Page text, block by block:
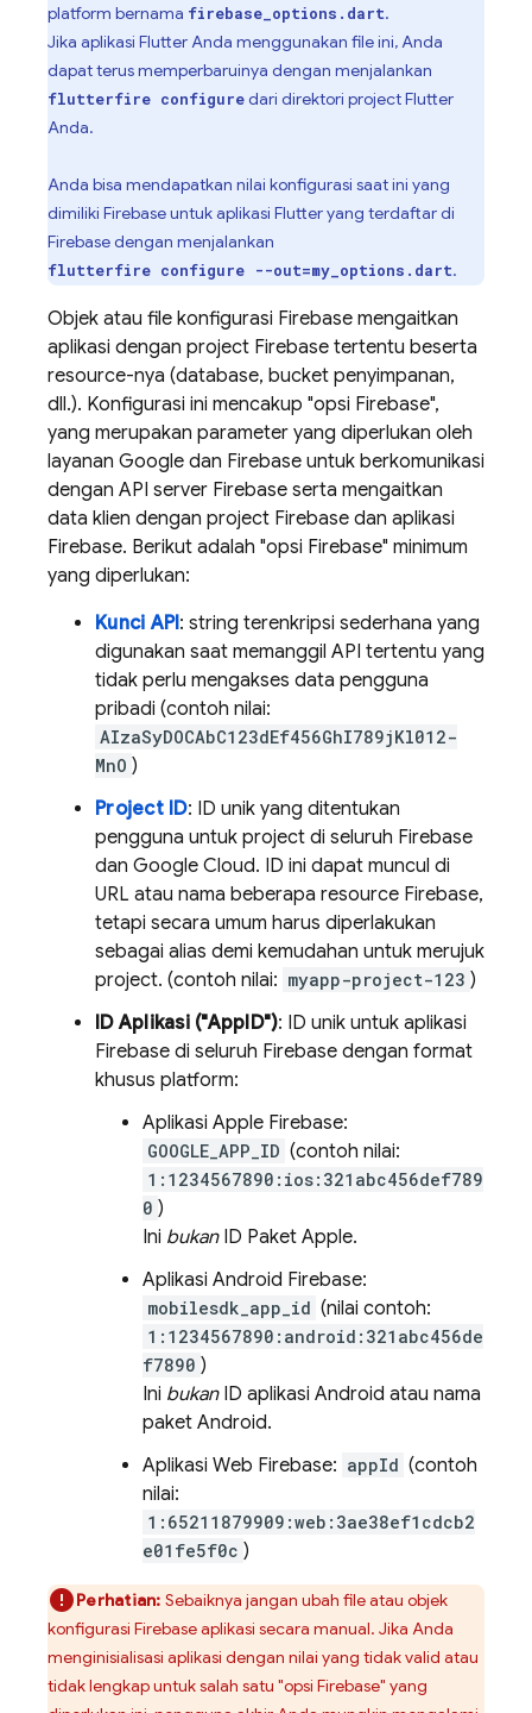
platform bernama firebase_options.dart.
Jika aplikasi Flutter Anda menggunakan file ini, Anda
dapat terus memperbaruinya dengan menjalankan
flutterfire configuredari direktori project Flutter
Anda.
Anda bisa mendapatkan nilai konfigurasi saat ini yang
dimiliki Firebase untuk aplikasi Flutter yang terdaftar di
Firebase dengan menjalankan
flutterfire configure --out=my_options.dart.
Objek atau file konfigurasi Firebase mengaitkan
aplikasi dengan project Firebase tertentu beserta
resource-nya (database, bucket penyimpanan,
dll.). Konfigurasi ini mencakup "opsi Firebase",
yang merupakan parameter yang diperlukan oleh
layanan Google dan Firebase untuk berkomunikasi
dengan API server Firebase serta mengaitkan
data klien dengan project Firebase dan aplikasi
Firebase. Berikut adalah "opsi Firebase" minimum
yang diperlukan:
Kunci API: string terenkripsi sederhana yang
digunakan saat memanggil API tertentu yang
tidak perlu mengakses data pengguna
pribadi (contoh nilai:
AIzaSyDOCAbC123dEf456GhI789jKl012-
MnO )
Project ID: ID unik yang ditentukan
pengguna untuk project di seluruh Firebase
dan Google Cloud. ID ini dapat muncul di
URL atau nama beberapa resource Firebase,
tetapi secara umum harus diperlakukan
sebagai alias demi kemudahan untuk merujuk
project. (contoh nilai: myapp-project-123 )
ID Aplikasi ("AppID"): ID unik untuk aplikasi
Firebase di seluruh Firebase dengan format
khusus platform:
Aplikasi Apple Firebase:
GOOGLE_APP_ID (contoh nilai:
1:1234567890:ios:321abc456def789
0 )
Ini bukanID Paket Apple.
Aplikasi Android Firebase:
mobilesdk_app_id (nilai contoh:
1:1234567890:android:321abc456de
f7890 )
Ini bukanID aplikasi Android atau nama
paket Android.
Aplikasi Web Firebase: appId (contoh
nilai:
1:65211879909:web:3ae38ef1cdcb2
e01fe5f0c )
Perhatian: Sebaiknya jangan ubah file atau objek
konfigurasi Firebase aplikasi secara manual. Jika Anda
menginisialisasi aplikasi dengan nilai yang tidak valid atau
tidak lengkap untuk salah satu "opsi Firebase" yang